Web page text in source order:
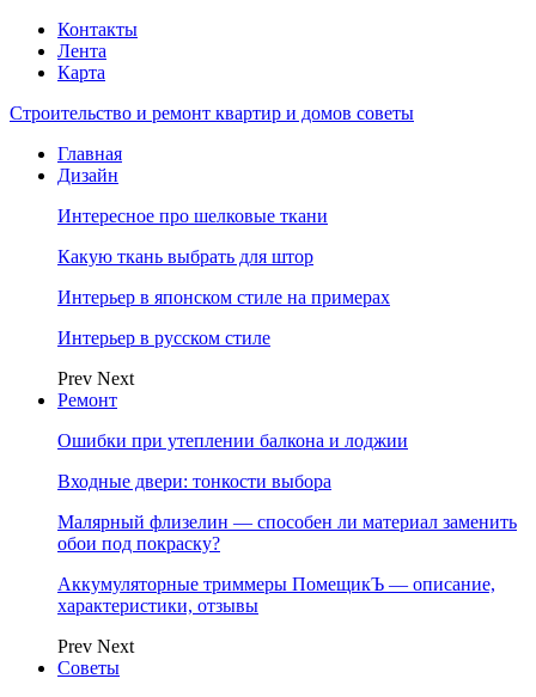
Контакты
Лента
Карта
Строительство и ремонт квартир и домов советы
Главная
Дизайн
Интересное про шелковые ткани
Какую ткань выбрать для штор
Интерьер в японском стиле на примерах
Интерьер в русском стиле
Prev Next
Ремонт
Ошибки при утеплении балкона и лоджии
Входные двери: тонкости выбора
Малярный флизелин — способен ли материал заменить
обои под покраску?
Аккумуляторные триммеры ПомещикЪ — описание,
характеристики, отзывы
Prev Next
Советы